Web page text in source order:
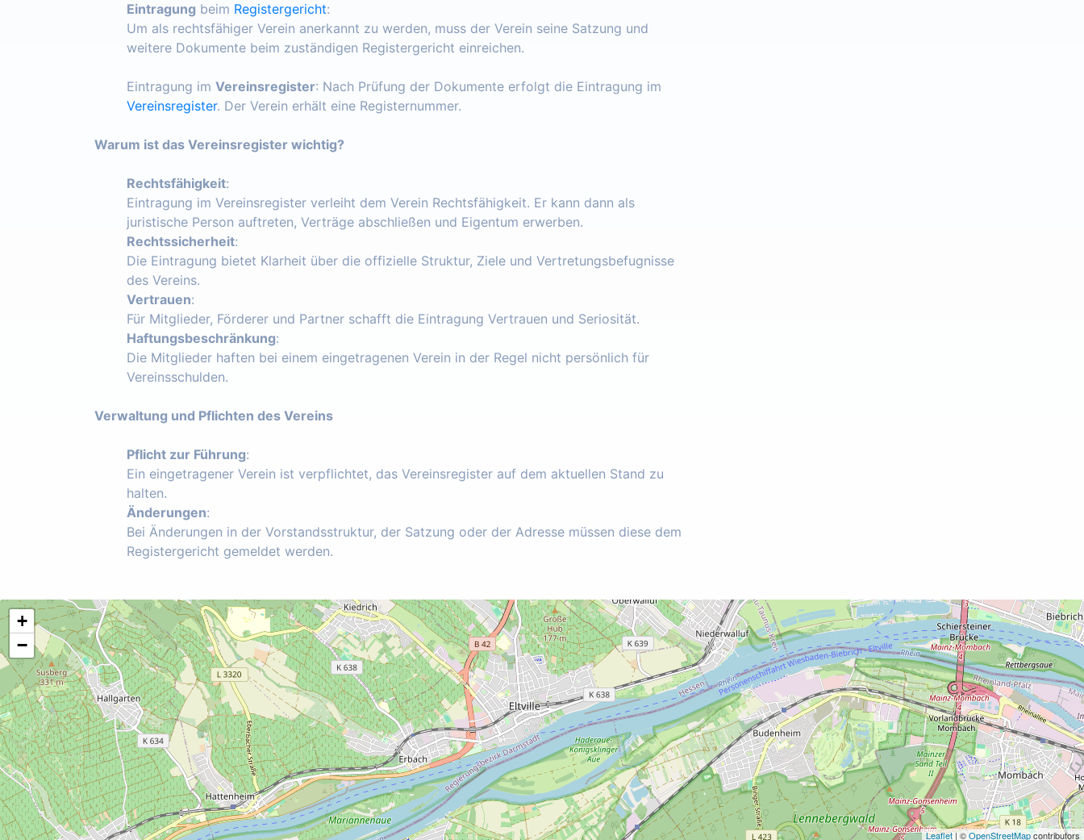
Eintragung beim Registergericht:
Um als rechtsfähiger Verein anerkannt zu werden, muss der Verein seine Satzung und
weitere Dokumente beim zuständigen Registergericht einreichen.
Eintragung im Vereinsregister: Nach Prüfung der Dokumente erfolgt die Eintragung im
Vereinsregister. Der Verein erhält eine Registernummer.
Warum ist das Vereinsregister wichtig?
Rechtsfähigkeit:
Eintragung im Vereinsregister verleiht dem Verein Rechtsfähigkeit. Er kann dann als
juristische Person auftreten, Verträge abschließen und Eigentum erwerben.
Rechtssicherheit:
Die Eintragung bietet Klarheit über die offizielle Struktur, Ziele und Vertretungsbefugnisse
des Vereins.
Vertrauen:
Für Mitglieder, Förderer und Partner schafft die Eintragung Vertrauen und Seriosität.
Haftungsbeschränkung:
Die Mitglieder haften bei einem eingetragenen Verein in der Regel nicht persönlich für
Vereinsschulden.
Verwaltung und Pflichten des Vereins
Pflicht zur Führung:
Ein eingetragener Verein ist verpflichtet, das Vereinsregister auf dem aktuellen Stand zu
halten.
Änderungen:
Bei Änderungen in der Vorstandsstruktur, der Satzung oder der Adresse müssen diese dem
Registergericht gemeldet werden.
+
−
Leaflet| ©OpenStreetMapcontributors